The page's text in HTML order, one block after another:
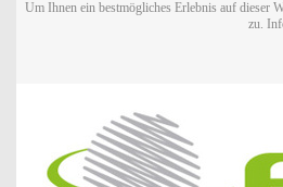
Um Ihnen ein bestmögliches Erlebnis auf dieser
zu.